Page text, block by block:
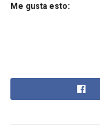
Me gusta esto: